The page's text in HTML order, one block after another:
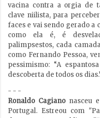
vacina contra a orgia de
clave niilista, para
faces e vai sendo gerado a
como ela é, é
palimpsestos, cada
como Fernando Pessoa,
pessimismo: “A
descoberta de todos os
- - -
Ronaldo Cagiano nasceu
Portugal. Estreou com